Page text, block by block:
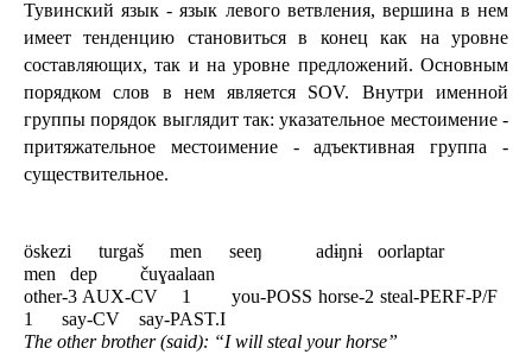
Тувинский язык - язык левого ветвления, вершина в нем
имеет тенденцию становиться в конец как на уровне
составляющих, так и на уровне предложений. Основным
порядком слов в нем является SOV. Внутри именной
группы порядок выглядит так: указательное местоимение -
притяжательное местоимение - адъективная группа -
существительное.
öskezi     turgaš     men     seeŋ          adɨŋnɨ   oorlaptar
men   dep         čuɣaalaan
other-3 AUX-CV    1       you-POSS horse-2 steal-PERF-P/F
1      say-CV    say-PAST.I
The other brother (said): “I will steal your horse”